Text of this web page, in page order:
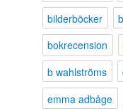
bilderböcker
bokrecension
b wahlströms
emma adbåge